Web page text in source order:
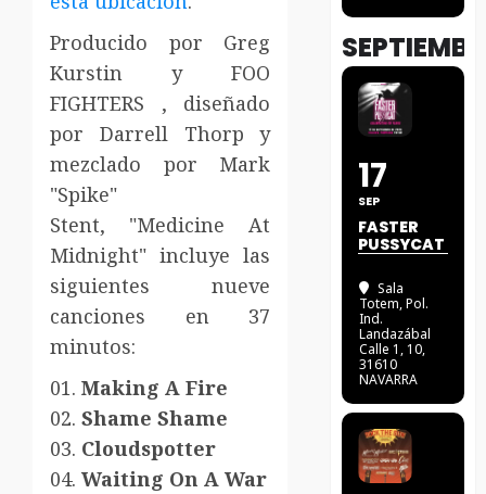
Producido por Greg
Kurstin y FOO
FIGHTERS , diseñado
por Darrell Thorp y
mezclado por Mark
"Spike"
Stent, "Medicine At
Midnight" incluye las
siguientes nueve
canciones en 37
minutos:
01. Making A Fire
02. Shame Shame
03. Cloudspotter
04. Waiting On A War
17
SEP
FASTER
PUSSYCAT
Sala
Totem, Pol.
Ind.
Landazábal
Calle 1, 10,
31610
NAVARRA